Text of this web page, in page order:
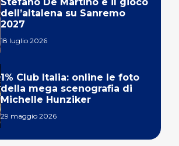
dell’altalena su Sanremo
2027
18 luglio 2026
1% Club Italia: online le foto
della mega scenografia di
Michelle Hunziker
29 maggio 2026